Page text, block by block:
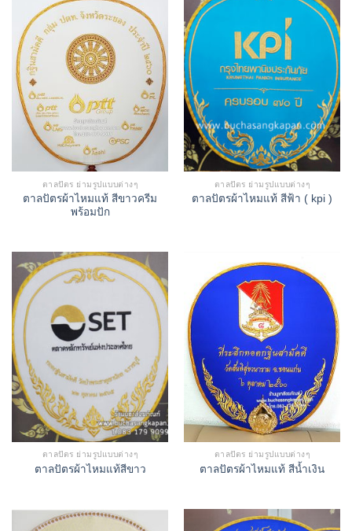
ตาลปัตร ย่ามรูปแบบต่างๆ
ตาลปัตรผ้าไหมแท้ สีขาวครีม
พร้อมปัก
ตาลปัตร ย่ามรูปแบบต่างๆ
ตาลปัตรผ้าไหมแท้ สีฟ้า ( kpi )
ตาลปัตร ย่ามรูปแบบต่างๆ
ตาลปัตรผ้าไหมแท้สีขาว
ตาลปัตร ย่ามรูปแบบต่างๆ
ตาลปัตรผ้าไหมแท้ สีน้ำเงิน